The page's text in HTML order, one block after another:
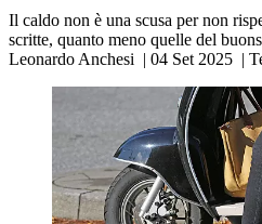
Il caldo non è una scusa per non
scritte, quanto meno quelle del
Leonardo Anchesi | 04 Set 2025 |